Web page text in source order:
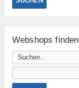
Webshops finden